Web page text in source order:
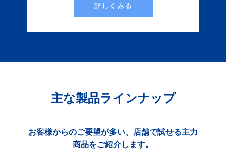
詳しくみる
主な製品ラインナップ
お客様からのご要望が多い、店舗で試せる主力
商品をご紹介します。